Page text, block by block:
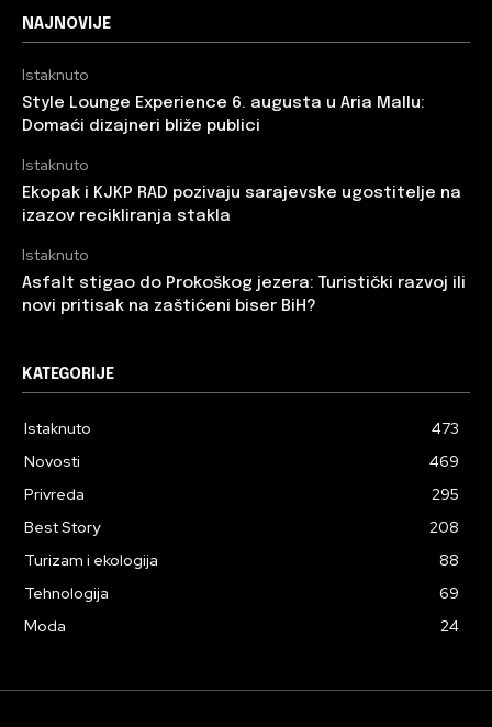
NAJNOVIJE
Istaknuto
Style Lounge Experience 6. augusta u Aria Mallu:
Domaći dizajneri bliže publici
Istaknuto
Ekopak i KJKP RAD pozivaju sarajevske ugostitelje na
izazov recikliranja stakla
Istaknuto
Asfalt stigao do Prokoškog jezera: Turistički razvoj ili
novi pritisak na zaštićeni biser BiH?
KATEGORIJE
Istaknuto
473
Novosti
469
Privreda
295
Best Story
208
Turizam i ekologija
88
Tehnologija
69
Moda
24